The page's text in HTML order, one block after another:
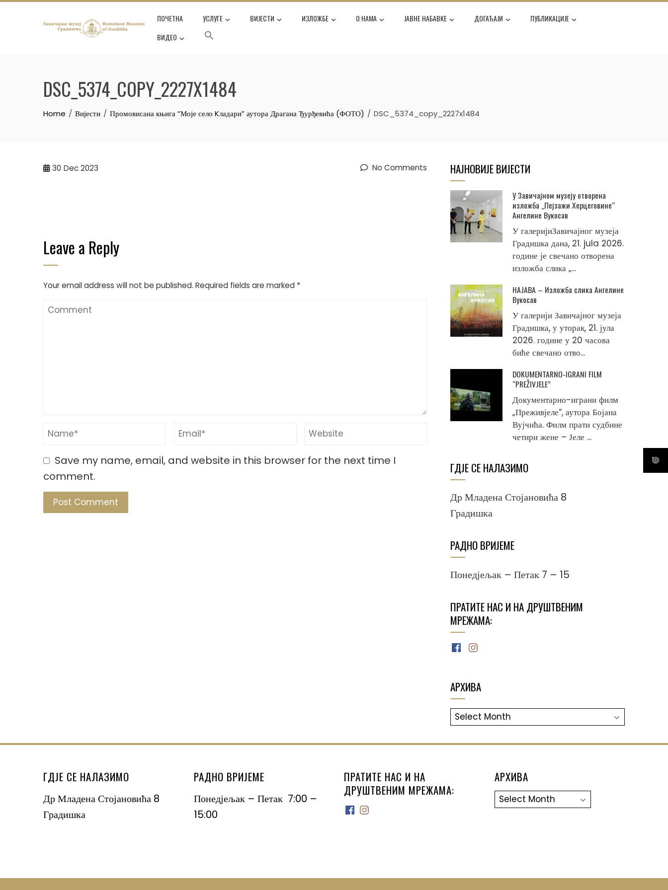
Skip
ПОЧЕТНА УСЛУГЕ ВИЈЕСТИ ИЗЛОЖБЕ О НАМА ЈАВНЕ НАБАВКЕ ДОГАЂАЈИ
ПУБЛИКАЦИЈЕ
ВИДЕО
DSC_5374_COPY_2227X1484
Home Вијести Промовисана књига “Моје село Kладари” аутора Драгана Ђурђевића (ФОТО) DSC_5374_copy_2227x1484
30 Dec 2023 No Comments
Leave a Reply
Your email address will not be published. Required fields are marked *
Save my name, email, and website in this browser for the next time I
comment.
НАЈНОВИЈЕ ВИЈЕСТИ
У Завичајном музеју отворена
изложба „Пејзажи Херцеговине“
Ангелине Вукосав
У галеријиЗавичајног музеја
Градишка дана, 21. jula 2026.
године је свечано отворена
изложба слика „...
НАЈАВА – Изложба слика Ангелине
Вукосав
У галерији Завичајног музеја
Градишка, у уторак, 21. јула
2026. године у 20 часова
биће свечано отво...
DOKUMENTARNO-IGRANI FILM
“PREŽIVJELE”
Документарно-играни филм
„Преживјеле“, аутора Бојана
Вујчића. Филм прати судбине
четири жене – Јеле ...
ГДЈЕ СЕ НАЛАЗИМО
Др Младена Стојановића 8
Градишка
РАДНО ВРИЈЕМЕ
Понедјељак – Петак 7 – 15
ПРАТИТЕ НАС И НА ДРУШТВЕНИМ
МРЕЖАМА:
Facebook
Instagram
АРХИВА
АРХИВА
ГДЈЕ СЕ НАЛАЗИМО
Др Младена Стојановића 8
Градишка
РАДНО ВРИЈЕМЕ
Понедјељак – Петак 7:00 –
15:00
ПРАТИТЕ НАС И НА
ДРУШТВЕНИМ МРЕЖАМА:
Facebook
Instagram
АРХИВА
Архива